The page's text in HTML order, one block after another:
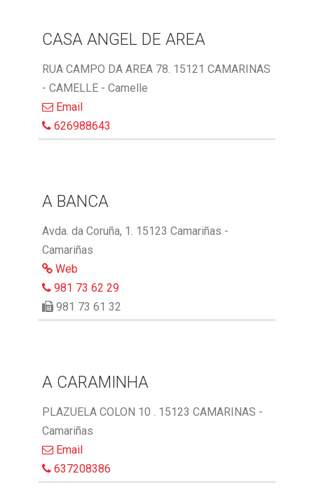
CASA ANGEL DE AREA
RUA CAMPO DA AREA 78. 15121 CAMARINAS
- CAMELLE - Camelle
Email
626988643
A BANCA
Avda. da Coruña, 1. 15123 Camariñas -
Camariñas
Web
981 73 62 29
981 73 61 32
A CARAMINHA
PLAZUELA COLON 10 . 15123 CAMARINAS -
Camariñas
Email
637208386